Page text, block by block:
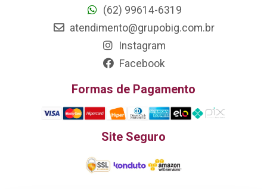
(62) 99614-6319
atendimento@grupobig.com.br
Instagram
Facebook
Formas de Pagamento
Site Seguro